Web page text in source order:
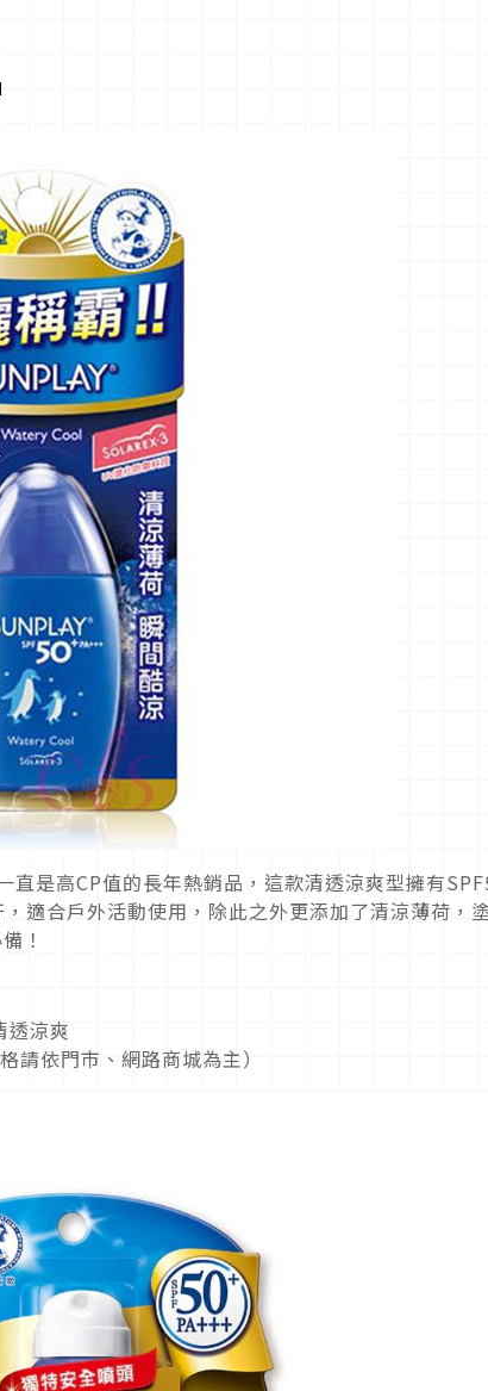
直是高CP值的長年熱銷品，這款清透涼爽型擁有
適合戶外活動使用，除此之外更添加了清涼薄荷，
！
透涼爽
依門市、網路商城為主）